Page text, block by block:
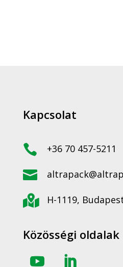
Kapcsolat
 +36 70 457-5211

 H-1119,
Közösségi oldalak